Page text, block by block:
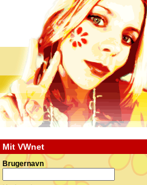
Mit VWnet
Brugernavn